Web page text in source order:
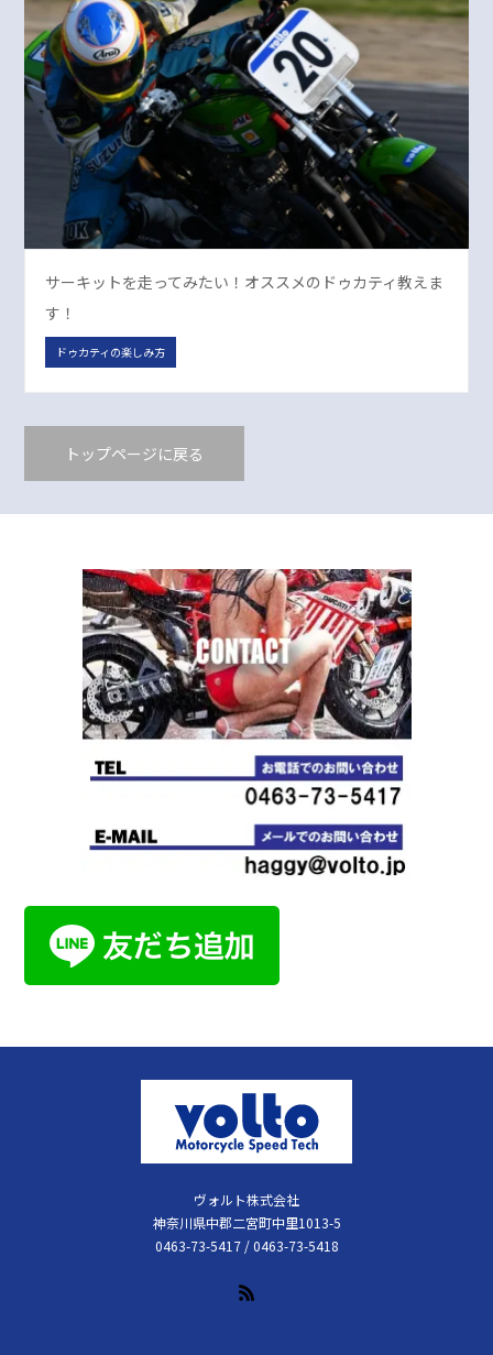
サーキットを走ってみたい！オススメのドゥカティ教えま
す！
ドゥカティの楽しみ方
トップページに戻る
ヴォルト株式会社
神奈川県中郡二宮町中里1013-5
0463-73-5417 / 0463-73-5418